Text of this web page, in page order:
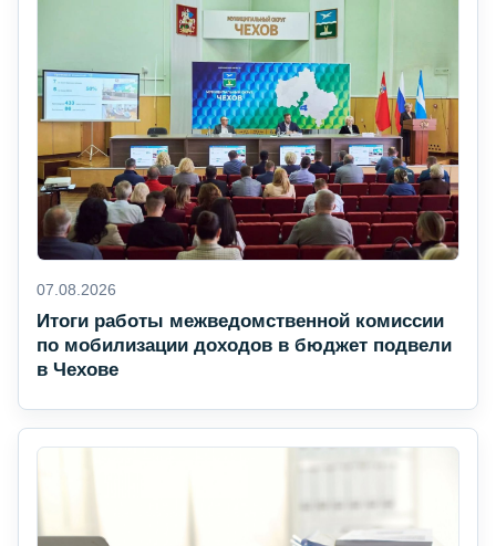
07.08.2026
Итоги работы межведомственной комиссии
по мобилизации доходов в бюджет подвели
в Чехове